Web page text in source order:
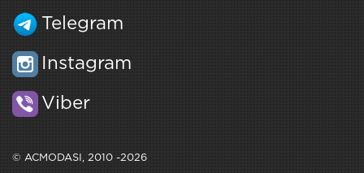
Telegram
Instagram
Viber
© ACMODASI, 2010 -2026